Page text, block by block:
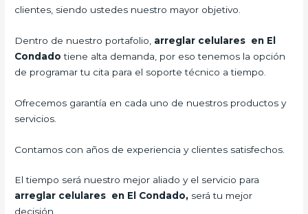
clientes, siendo ustedes nuestro mayor objetivo.
Dentro de nuestro portafolio, arreglar celulares en El
Condado tiene alta demanda, por eso tenemos la opción
de programar tu cita para el soporte técnico a tiempo.
Ofrecemos garantía en cada uno de nuestros productos y
servicios.
Contamos con años de experiencia y clientes satisfechos.
El tiempo será nuestro mejor aliado y el servicio para
arreglar celulares en El Condado, será tu mejor
decisión.